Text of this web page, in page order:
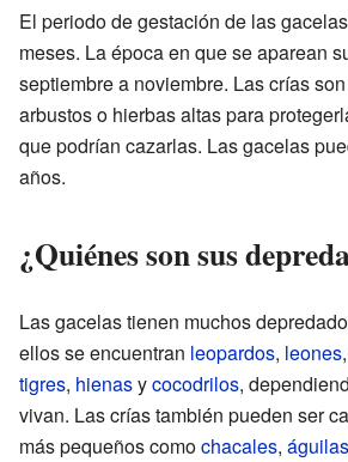
El periodo de gestación de las
meses. La época en que se aparean
septiembre a noviembre. Las crías
arbustos o hierbas altas para
que podrían cazarlas. Las gacelas
años.
¿Quiénes son sus
Las gacelas tienen muchos
ellos se encuentran leopardos, leones,
tigres, hienasycocodrilos,
vivan. Las crías también pueden ser
más pequeños comochacales, águilas